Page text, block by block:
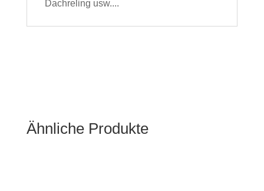
Dachreling usw....
Ähnliche Produkte